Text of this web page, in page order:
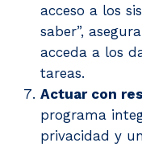
acceso a los
saber”,
acceda a los
tareas.
Actuar con
programa
privacidad y